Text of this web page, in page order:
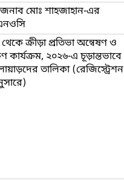
জনাব মোঃ শাহজাহান-এর
ক্রীড়া প্রতিভা অন্বেষণ ও
কার্যক্রম, ২০২৬-এ চূড়ান্তভাবে
তালিকা (রেজিস্ট্রেশন